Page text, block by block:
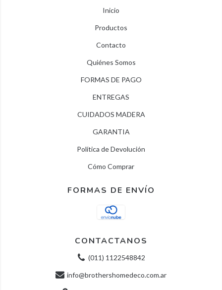
Inicio
Productos
Contacto
Quiénes Somos
FORMAS DE PAGO
ENTREGAS
CUIDADOS MADERA
GARANTIA
Política de Devolución
Cómo Comprar
FORMAS DE ENVÍO
CONTACTANOS
(011) 1122548842
info@brothershomedeco.com.ar